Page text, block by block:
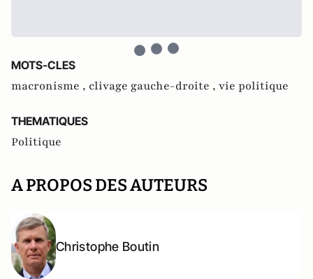
MOTS-CLES
macronisme , clivage gauche-droite , vie politique
THEMATIQUES
Politique
A PROPOS DES AUTEURS
Christophe Boutin